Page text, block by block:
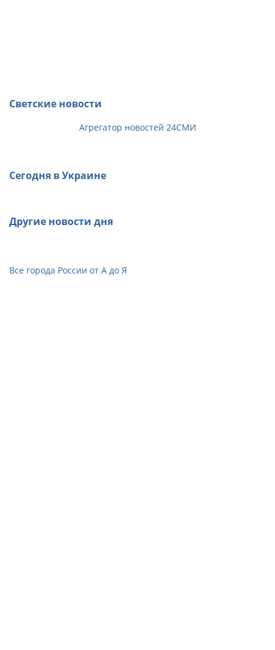
Светские новости
Агрегатор новостей 24СМИ
Сегодня в Украине
Другие новости дня
Все города России от А до Я